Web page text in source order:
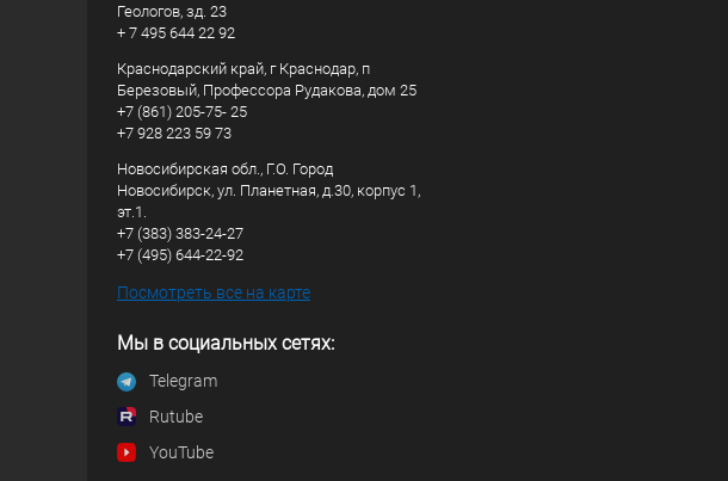
Геологов, зд. 23
+ 7 495 644 22 92
Краснодарский край, г Краснодар, п
Березовый, Профессора Рудакова, дом 25
+7 (861) 205-75- 25
+7 928 223 59 73
Новосибирская обл., Г.О. Город
Новосибирск, ул. Планетная, д.30, корпус 1,
эт.1.
+7 (383) 383-24-27
+7 (495) 644-22-92
Посмотреть все на карте
Мы в социальных сетях:
Telegram
Rutube
YouTube